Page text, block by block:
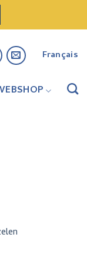
Français